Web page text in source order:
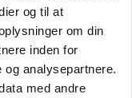
og til at
om din
inden for
og analysepartnere.
med andre